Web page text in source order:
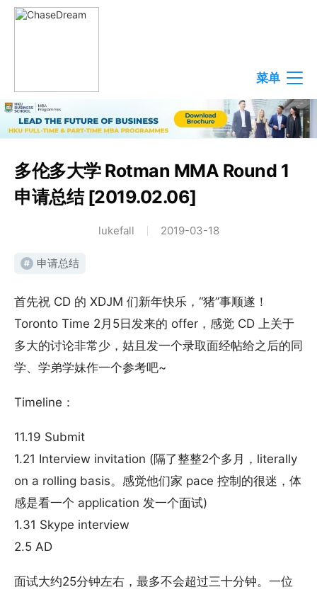
菜单
多伦多大学 Rotman MMA Round 1
申请总结 [2019.02.06]
lukefall 2019-03-18
# 申请总结
首先祝 CD 的 XDJM 们新年快乐，“猪”事顺遂！
Toronto Time 2月5日发来的 offer，感觉 CD 上关于
多大的讨论非常少，姑且发一个录取面经帖给之后的同
学、学弟学妹作一个参考吧~
Timeline：
11.19 Submit
1.21 Interview invitation (隔了整整2个多月，literally
on a rolling basis。感觉他们家 pace 控制的很迷，体
感是看一个 application 发一个面试)
1.31 Skype interview
2.5 AD
面试大约25分钟左右，最多不会超过三十分钟。一位